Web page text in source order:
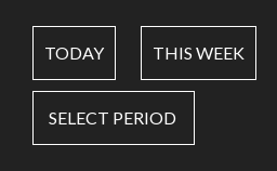
TODAY THIS WEEK
SELECT PERIOD